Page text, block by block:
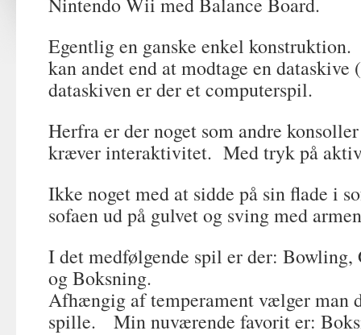
Egentlig en ganske enkel
kan andet end at modtage en
dataskiven er der et computerspil.
Herfra er der noget som andre
kræver interaktivitet. Med tryk på
Ikke noget med at sidde på sin flade i
sofaen ud på gulvet og sving med
I det medfølgende spil er der: Bowling,
og Boksning.
Afhængig af temperament vælger man
spille. Min nuværende favorit er: